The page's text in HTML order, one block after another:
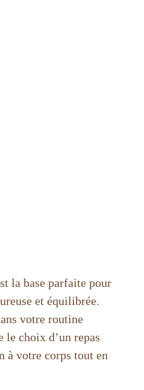
la base parfaite pour
et équilibrée.
votre routine
le choix d’un repas
votre corps tout en